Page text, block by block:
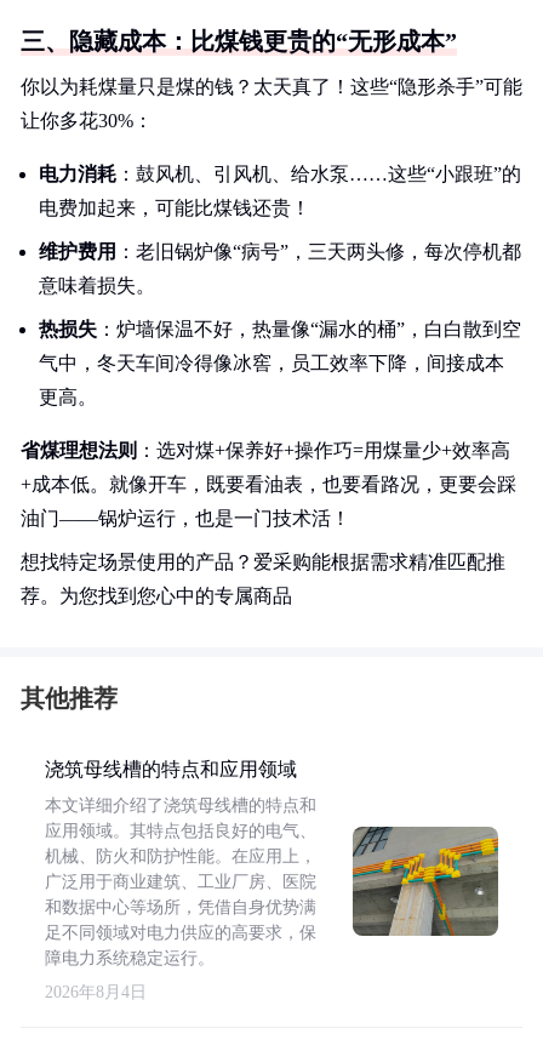
三、隐藏成本：比煤钱更贵的“无形成本”
你以为耗煤量只是煤的钱？太天真了！这些“隐形杀手”可能
让你多花30%：
电力消耗 ：鼓风机、引风机、给水泵……这些“小跟班”的
电费加起来，可能比煤钱还贵！
维护费用 ：老旧锅炉像“病号”，三天两头修，每次停机都
意味着损失。
热损失 ：炉墙保温不好，热量像“漏水的桶”，白白散到空
气中，冬天车间冷得像冰窖，员工效率下降，间接成本
更高。
省煤理想法则 ：选对煤+保养好+操作巧=用煤量少+效率高
+成本低。就像开车，既要看油表，也要看路况，更要会踩
油门——锅炉运行，也是一门技术活！
想找特定场景使用的产品？爱采购能根据需求精准匹配推
荐。为您找到您心中的专属商品
其他推荐
浇筑母线槽的特点和应用领域
本文详细介绍了浇筑母线槽的特点和
应用领域。其特点包括良好的电气、
机械、防火和防护性能。在应用上，
广泛用于商业建筑、工业厂房、医院
和数据中心等场所，凭借自身优势满
足不同领域对电力供应的高要求，保
障电力系统稳定运行。
2026年8月4日